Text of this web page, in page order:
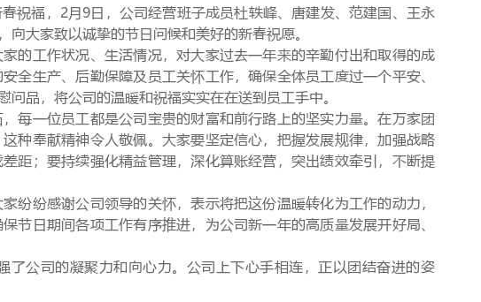
祝福， 2月9日 ，公司经营班子成员杜轶峰、唐建发、范建国、王永
大家致以诚挚的节日问候和美好的新春祝愿。
的工作状况、生活情况，对大家过去一年来的辛勤付出和取得的成
生产、后勤保障及员工关怀工作，确保全体员工度过一个平安、
品，将公司的温暖和祝福实实在在送到员工手中。
每一位员工都是公司宝贵的财富和前行路上的坚实力量。在万家团
种奉献精神令人敬佩。大家要坚定信心，把握发展规律，加强战略
距；要持续强化精益管理，深化算账经营，突出绩效牵引，不断提
纷感谢公司领导的关怀，表示将把这份温暖转化为工作的动力，
节日期间各项工作有序推进，为公司新一年的高质量发展开好局、
公司的凝聚力和向心力。公司上下心手相连，正以团结奋进的姿